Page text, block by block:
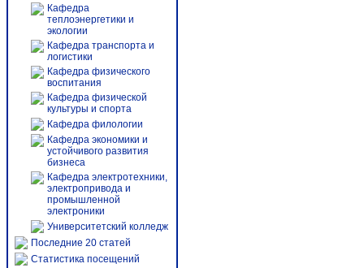
Кафедра
теплоэнергетики и
экологии
Кафедра транспорта и
логистики
Кафедра физического
воспитания
Кафедра физической
культуры и спорта
Кафедра филологии
Кафедра экономики и
устойчивого развития
бизнеса
Кафедра электротехники,
электропривода и
промышленной
электроники
Университетский колледж
Последние 20 статей
Статистика посещений